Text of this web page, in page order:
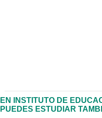
EN INSTITUTO DE
PUEDES ESTUDIAR